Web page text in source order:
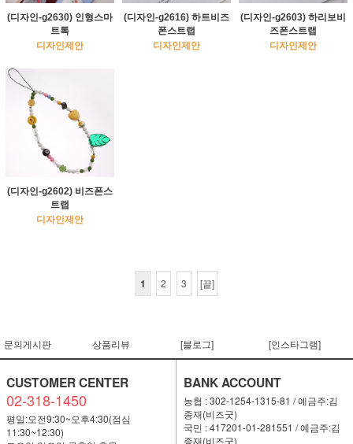
(디자인-g2630) 인형스마
트톡
디자인제안
(디자인-g2616) 하트비즈
폰스트랩
디자인제안
(디자인-g2603) 하리보비
즈폰스트랩
디자인제안
(디자인-g2602) 비즈폰스
트랩
디자인제안
1 2 3 [끝]
문의게시판 상품리뷰 [블로그] [인스타그램]
CUSTOMER CENTER
02-318-1450
평일:오전9:30~오후4:30(점심
11:30~12:30)
BANK ACCOUNT
농협 : 302-1254-1315-81 / 예금주:김
종재(비즈굿)
국민 : 417201-01-281551 / 예금주:김
종재(비즈굿)